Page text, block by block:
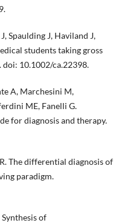
Spaulding J, Haviland J,
students taking gross
10.1002/ca.22398.
A, Marchesini M,
ME, Fanelli G.
for diagnosis and therapy.
The differential diagnosis of
paradigm.
Synthesis of